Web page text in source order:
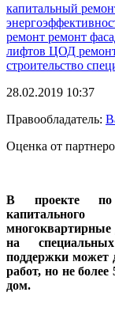
капитальный
ремонт ремонт
лифтов ЦОД
строительство
28.02.2019 10:37
Правообладатель:
Оценка от
В проекте по
на
поддержки может
работ, но не
дом.